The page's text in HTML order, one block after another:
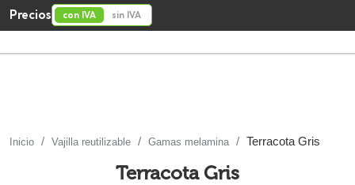
Precios con IVA sin IVA
Inicio Vajilla reutilizable Gamas melamina Terracota Gris
Terracota Gris